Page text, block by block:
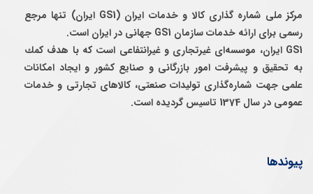
مرکز ملی شماره گذاری کالا و خدمات ایران (GS1 ایران) تنها مرجع
رسمی برای ارائه خدمات سازمان GS1 جهانی در ایران است.
GS1 ایران، موسسه‌ای غيرتجاری و غيرانتفاعی است كه با هدف كمك
به تحقيق و پيشرفت امور بازرگانی و صنايع كشور و ايجاد امكانات
علمی جهت شماره‌گذاری توليدات صنعتی، كالاهای تجارتی و خدمات
عمومی در سال 1374 تاسيس گرديده است.
پیوندها